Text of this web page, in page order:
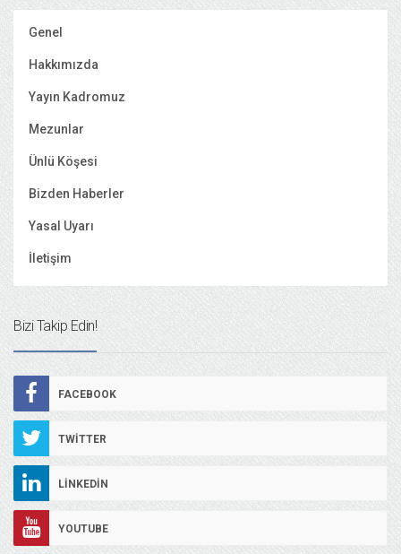
Genel
Hakkımızda
Yayın Kadromuz
Mezunlar
Ünlü Köşesi
Bizden Haberler
Yasal Uyarı
İletişim
Bizi Takip Edin!
FACEBOOK
TWITTER
LINKEDIN
YOUTUBE